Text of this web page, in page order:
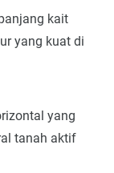
kait
yang kuat di
yang
tanah aktif